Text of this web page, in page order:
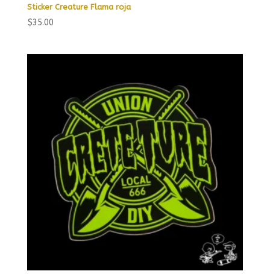
Sticker Creature Flama roja
$35.00